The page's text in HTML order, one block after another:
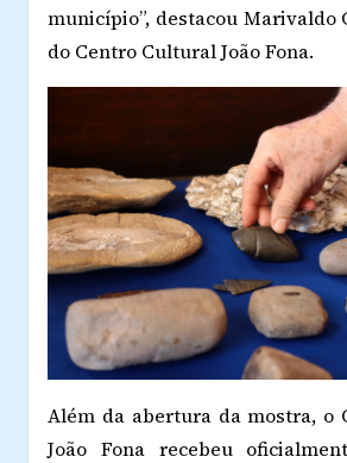
município”, destacou Marivaldo
do Centro Cultural João Fona.
Além da abertura da mostra, o
João Fona recebeu